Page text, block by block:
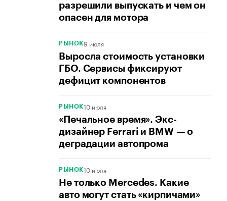
разрешили выпускать и чем он
опасен для мотора
РЫНОК9 июля
Выросла стоимость установки
ГБО. Сервисы фиксируют
дефицит компонентов
РЫНОК10 июля
«Печальное время». Экс-
дизайнер Ferrari и BMW — о
деградации автопрома
РЫНОК10 июля
Не только Mercedes. Какие
авто могут стать «кирпичами»